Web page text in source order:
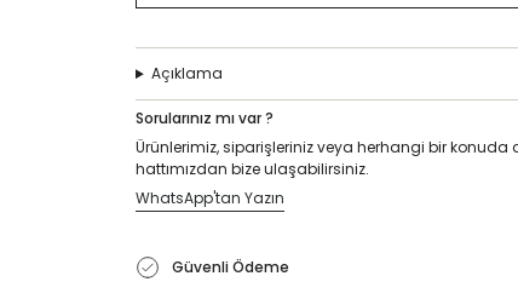
Açıklama
Sorularınız mı var ?
Ürünlerimiz, siparişleriniz veya herhangi bir
hattımızdan bize ulaşabilirsiniz.
WhatsApp'tan Yazın
Güvenli Ödeme